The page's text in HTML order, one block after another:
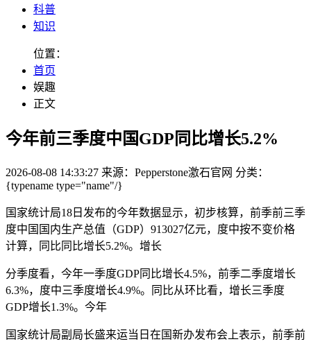
科普
知识
位置：
首页
娱趣
正文
今年前三季度中国GDP同比增长5.2%
2026-08-08 14:33:27 来源：Pepperstone激石官网 分类：
{typename type="name"/}
国家统计局18日发布的今年数据显示，初步核算，前季前三季
度中国国内生产总值（GDP）913027亿元，度中按不变价格
计算，同比同比增长5.2%。增长
分季度看，今年一季度GDP同比增长4.5%，前季二季度增长
6.3%，度中三季度增长4.9%。同比从环比看，增长三季度
GDP增长1.3%。今年
国家统计局副局长盛来运当日在国新办发布会上表示，前季前